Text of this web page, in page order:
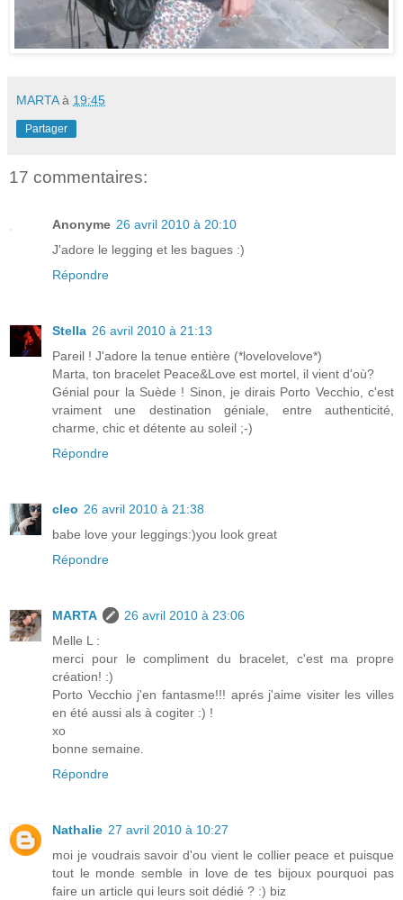
MARTA à 19:45
Partager
17 commentaires:
Anonyme 26 avril 2010 à 20:10
J'adore le legging et les bagues :)
Répondre
Stella 26 avril 2010 à 21:13
Pareil ! J'adore la tenue entière (*lovelovelove*)
Marta, ton bracelet Peace&Love est mortel, il vient d'où?
Génial pour la Suède ! Sinon, je dirais Porto Vecchio, c'est
vraiment une destination géniale, entre authenticité,
charme, chic et détente au soleil ;-)
Répondre
cleo 26 avril 2010 à 21:38
babe love your leggings:)you look great
Répondre
MARTA
26 avril 2010 à 23:06
Melle L :
merci pour le compliment du bracelet, c'est ma propre
création! :)
Porto Vecchio j'en fantasme!!! aprés j'aime visiter les villes
en été aussi als à cogiter :) !
xo
bonne semaine.
Répondre
Nathalie 27 avril 2010 à 10:27
moi je voudrais savoir d'ou vient le collier peace et puisque
tout le monde semble in love de tes bijoux pourquoi pas
faire un article qui leurs soit dédié ? :) biz